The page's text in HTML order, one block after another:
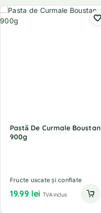
Pastă De Curmale Boustan
900g
Fructe uscate și confiate
19.99 lei TVA inclus